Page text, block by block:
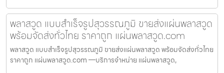
พลาสวูด แบบสำเร็จรูปสุวรรณภูมิ ขายส่งแผ่นพลาสวูด
พร้อมจัดส่งทั่วไทย ราคาถูก แผ่นพลาสวูด.com
พลาสวูด แบบสำเร็จรูปสุวรรณภูมิ ขายส่งแผ่นพลาสวูด พร้อมจัดส่งทั่วไทย
ราคาถูก แผ่นพลาสวูด.com —บริการจำหน่าย แผ่นพลาสวูด,